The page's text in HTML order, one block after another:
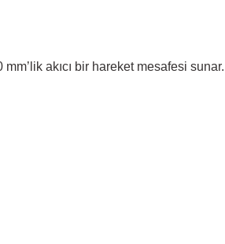
akıcı bir hareket mesafesi sunar.